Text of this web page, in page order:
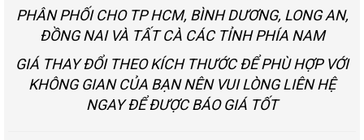
PHÂN PHỐI CHO TP HCM, BÌNH DƯƠNG, LONG AN,
ĐỒNG NAI VÀ TẤT CÀ CÁC TỈNH PHÍA NAM
GIÁ THAY ĐỔI THEO KÍCH THƯỚC ĐỂ PHÙ HỢP VỚI
KHÔNG GIAN CỦA BẠN NÊN VUI LÒNG LIÊN HỆ
NGAY ĐỂ ĐƯỢC BÁO GIÁ TỐT